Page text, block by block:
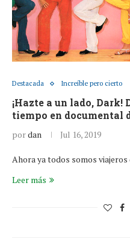
Destacada Increíble pero cierto
¡Hazte a un lado, Dark!
tiempo en documental
pordan Jul 16, 2019
Ahora ya todos somos
Leer más